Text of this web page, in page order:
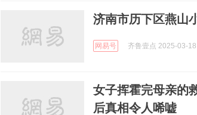
济南市历下区燕山
网易号 齐鲁壹点 2025-03-18
女子挥霍完母亲的
后真相令人唏嘘